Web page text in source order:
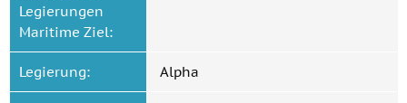
Legierungen
Maritime Ziel:
Legierung: Alpha